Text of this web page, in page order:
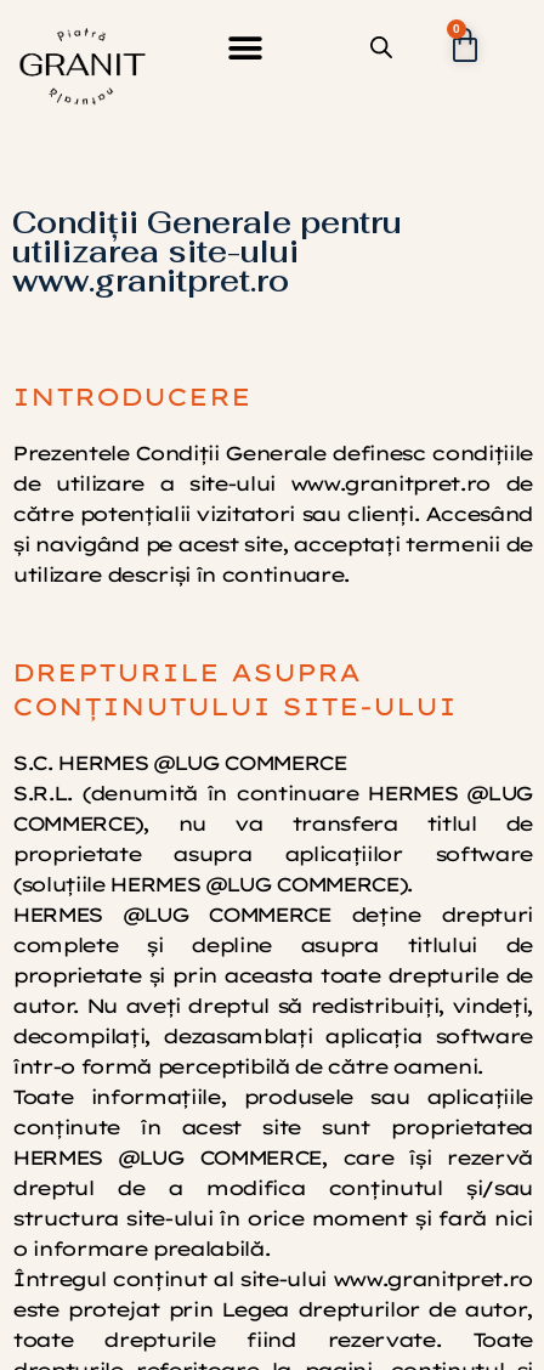
0
Condiţii Generale pentru
utilizarea site-ului
www.granitpret.ro
INTRODUCERE
Prezentele Condiţii Generale definesc condiţiile
de utilizare a site-ului www.granitpret.ro de
către potenţialii vizitatori sau clienţi. Accesând
şi navigând pe acest site, acceptaţi termenii de
utilizare descrişi în continuare.
DREPTURILE ASUPRA
CONŢINUTULUI SITE-ULUI
S.C. HERMES @LUG COMMERCE
S.R.L. (denumită în continuare HERMES @LUG
COMMERCE), nu va transfera titlul de
proprietate asupra aplicaţiilor software
(soluţiile HERMES @LUG COMMERCE).
HERMES @LUG COMMERCE deţine drepturi
complete şi depline asupra titlului de
proprietate şi prin aceasta toate drepturile de
autor. Nu aveţi dreptul să redistribuiţi, vindeţi,
decompilaţi, dezasamblaţi aplicaţia software
într-o formă perceptibilă de către oameni.
Toate informaţiile, produsele sau aplicaţiile
conţinute în acest site sunt proprietatea
HERMES @LUG COMMERCE, care îşi rezervă
dreptul de a modifica conţinutul şi/sau
structura site-ului în orice moment şi fară nici
o informare prealabilă.
Întregul conţinut al site-ului www.granitpret.ro
este protejat prin Legea drepturilor de autor,
toate drepturile fiind rezervate. Toate